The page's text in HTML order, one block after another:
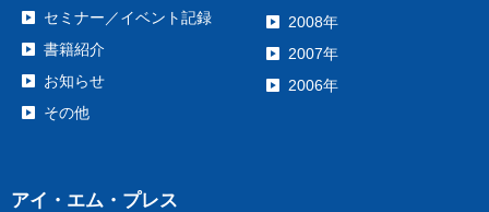
セミナー／イベント記録
書籍紹介
お知らせ
その他
2008年
2007年
2006年
アイ・エム・プレス